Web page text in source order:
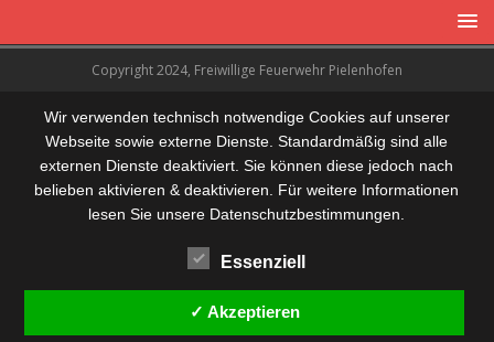
Copyright 2024, Freiwillige Feuerwehr Pielenhofen
Wir verwenden technisch notwendige Cookies auf unserer
Webseite sowie externe Dienste. Standardmäßig sind alle
externen Dienste deaktiviert. Sie können diese jedoch nach
belieben aktivieren & deaktivieren. Für weitere Informationen
lesen Sie unsere Datenschutzbestimmungen.
Essenziell
✓ Akzeptieren